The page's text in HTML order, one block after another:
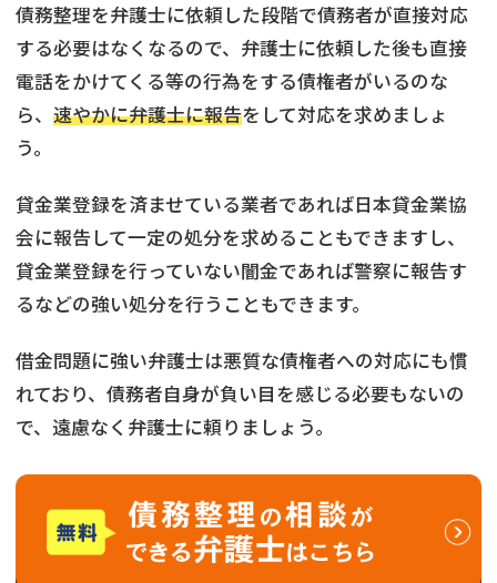
債務整理を弁護士に依頼した段階で債務者が直接対応
する必要はなくなるので、弁護士に依頼した後も直接
電話をかけてくる等の行為をする債権者がいるのな
ら、 速やかに弁護士に報告をして対応を求めましょ
う。
貸金業登録を済ませている業者であれば日本貸金業協
会に報告して一定の処分を求めることもできますし、
貸金業登録を行っていない闇金であれば警察に報告す
るなどの強い処分を行うこともできます。
借金問題に強い弁護士は悪質な債権者への対応にも慣
れており、債務者自身が負い目を感じる必要もないの
で、遠慮なく弁護士に頼りましょう。